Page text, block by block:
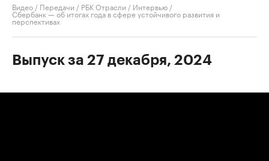
Видео / Передачи / РБК Отрасли / Интервью /
Сбербанк — об итогах года в сфере устойчивого развития и
перспективах
Выпуск за 27 декабря, 2024